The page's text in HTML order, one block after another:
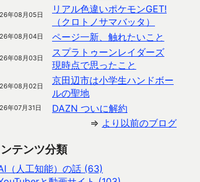
年08月05日
リアル色違いポケモンGET!
（クロトノサマバッタ）
年08月04日 ページ一新、触れたいこと
年08月03日
スプラトゥーンレイダーズ
現時点で思ったこと
年08月02日
京田辺市は小学生ハンドボー
ルの聖地
年07月31日
DAZN ついに解約
⇒ より以前のブログ
テンツ分類
（人工知能）の話 (63)